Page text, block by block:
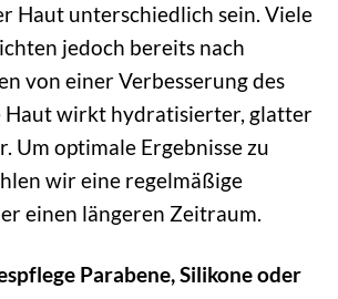
Haut unterschiedlich sein. Viele
jedoch bereits nach
von einer Verbesserung des
Haut wirkt hydratisierter, glatter
Um optimale Ergebnisse zu
wir eine regelmäßige
einen längeren Zeitraum.
Parabene, Silikone oder